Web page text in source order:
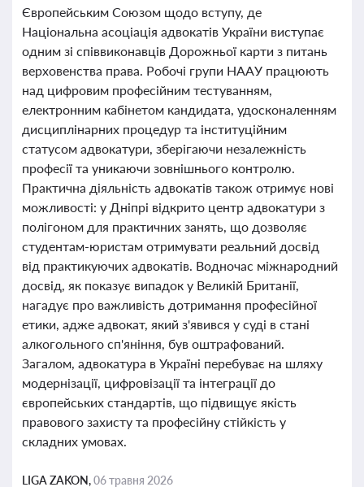
Європейським Союзом щодо вступу, де
Національна асоціація адвокатів України виступає
одним зі співвиконавців Дорожньої карти з питань
верховенства права. Робочі групи НААУ працюють
над цифровим професійним тестуванням,
електронним кабінетом кандидата, удосконаленням
дисциплінарних процедур та інституційним
статусом адвокатури, зберігаючи незалежність
професії та уникаючи зовнішнього контролю.
Практична діяльність адвокатів також отримує нові
можливості: у Дніпрі відкрито центр адвокатури з
полігоном для практичних занять, що дозволяє
студентам-юристам отримувати реальний досвід
від практикуючих адвокатів. Водночас міжнародний
досвід, як показує випадок у Великій Британії,
нагадує про важливість дотримання професійної
етики, адже адвокат, який з'явився у суді в стані
алкогольного сп'яніння, був оштрафований.
Загалом, адвокатура в Україні перебуває на шляху
модернізації, цифровізації та інтеграції до
європейських стандартів, що підвищує якість
правового захисту та професійну стійкість у
складних умовах.
LIGA ZAKON,06 травня 2026